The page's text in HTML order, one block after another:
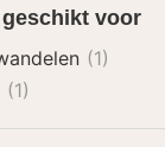
voor
(1)
(1)